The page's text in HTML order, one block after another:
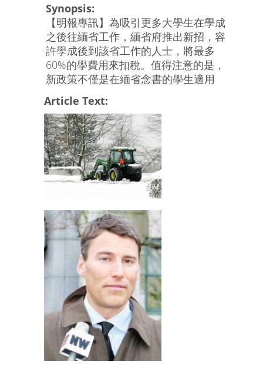
Synopsis:
【明報專訊】為吸引更多大學生在學成
之後往緬省工作，緬省府推出新招，容
許學成後到該省工作的人士，將最多
60%的學費用來扣稅。值得注意的是，
新政策不僅是在緬省念書的學生適用
Article Text: